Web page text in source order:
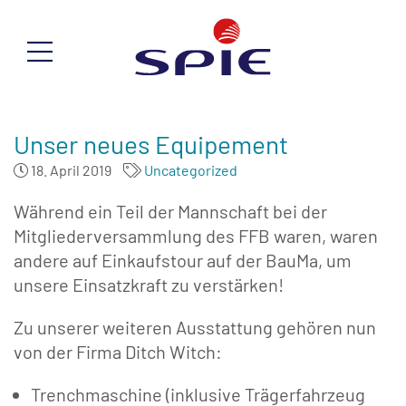
Unser neues Equipement
18. April 2019 Uncategorized
Während ein Teil der Mannschaft bei der
Mitgliederversammlung des FFB waren, waren
andere auf Einkaufstour auf der BauMa, um
unsere Einsatzkraft zu verstärken!
Zu unserer weiteren Ausstattung gehören nun
von der Firma Ditch Witch:
Trenchmaschine (inklusive Trägerfahrzeug